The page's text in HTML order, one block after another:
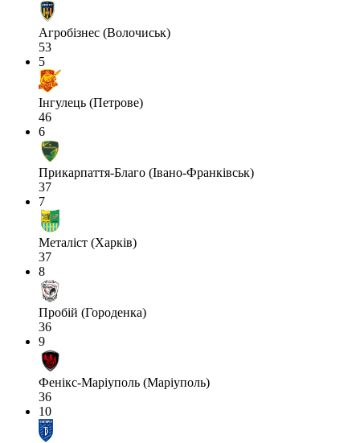
Агробізнес (Волочиськ)
53
5
Інгулець (Петрове)
46
6
Прикарпаття-Благо (Івано-Франківськ)
37
7
Металіст (Харків)
37
8
Пробій (Городенка)
36
9
Фенікс-Маріуполь (Маріуполь)
36
10